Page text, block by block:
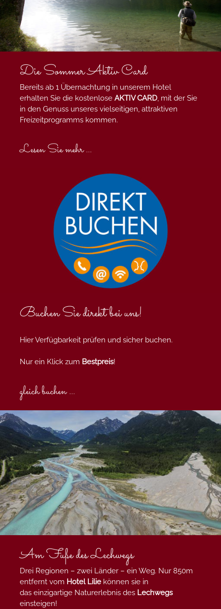
Die Sommer Aktiv Card
Bereits ab 1 Übernachtung in unserem Hotel
erhalten Sie die kostenlose AKTIV CARD, mit der Sie
in den Genuss unseres vielseitigen, attraktiven
Freizeitprogramms kommen.
Lesen Sie mehr ...
Buchen Sie direkt bei uns!
Hier Verfügbarkeit prüfen und sicher buchen.
Nur ein Klick zum Bestpreis!
gleich buchen ...
Am Fuße des Lechwegs
Drei Regionen – zwei Länder – ein Weg. Nur 850m
entfernt vom Hotel Lilie können sie in
das einzigartige Naturerlebnis des Lechwegs
einsteigen!